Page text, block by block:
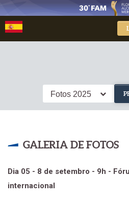
Fotos 2025
GALERIA DE FOTOS
Dia 05 - 8 de setembro - 9h -
internacional